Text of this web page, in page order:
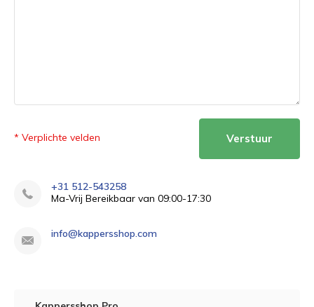
* Verplichte velden Verstuur
+31 512-543258
Ma-Vrij Bereikbaar van 09:00-17:30
info@kappersshop.com